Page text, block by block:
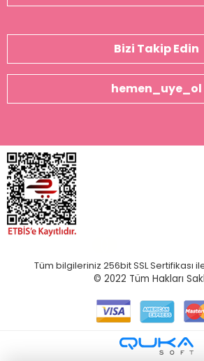
Bizi Takip Edin
hemen_uye_ol
Tüm bilgileriniz 256bit SSL Sertifikası
© 2022 Tüm Hakları